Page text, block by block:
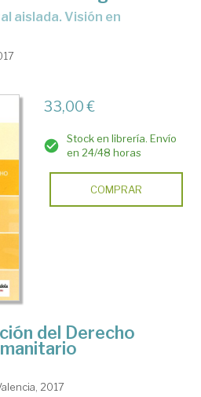
33,00 €
Stock en librería. Envío
en 24/48 horas
COMPRAR
del Derecho
2017